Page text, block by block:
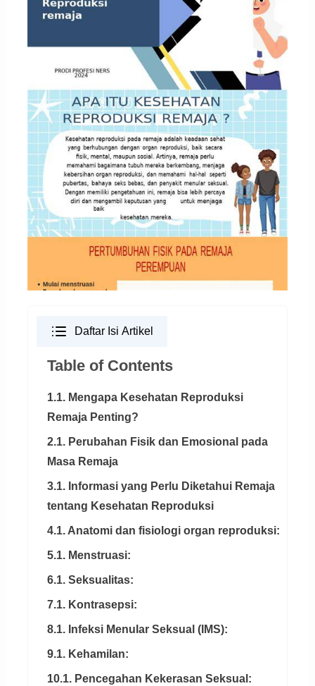
Daftar Isi Artikel
Table of Contents
1.1. Mengapa Kesehatan Reproduksi
Remaja Penting?
2.1. Perubahan Fisik dan Emosional pada
Masa Remaja
3.1. Informasi yang Perlu Diketahui Remaja
tentang Kesehatan Reproduksi
4.1. Anatomi dan fisiologi organ reproduksi:
5.1. Menstruasi:
6.1. Seksualitas:
7.1. Kontrasepsi:
8.1. Infeksi Menular Seksual (IMS):
9.1. Kehamilan:
10.1. Pencegahan Kekerasan Seksual: